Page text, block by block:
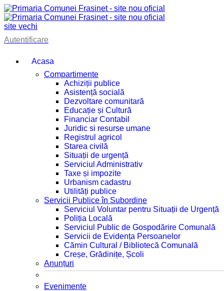
site vechi
Autentificare
Acasa
Compartimente
Achiziții publice
Asistență socială
Dezvoltare comunitară
Educație și Cultură
Financiar Contabil
Juridic si resurse umane
Registrul agricol
Starea civilă
Situații de urgență
Serviciul Administrativ
Taxe și impozite
Urbanism cadastru
Utilități publice
Servicii Publice în Subordine
Serviciul Voluntar pentru Situații de Urgență
Poliția Locală
Serviciul Public de Gospodărire Comunală
Servicii de Evidența Persoanelor
Cămin Cultural / Bibliotecă Comunală
Creșe, Grădinițe, Școli
Anunțuri
Evenimente